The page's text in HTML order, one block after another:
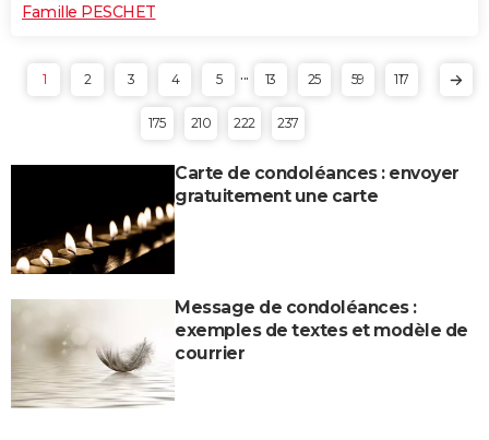
Famille PESCHET
1 2 3 4 5 ... 13 25 59 117
175 210 222 237
Carte de condoléances : envoyer
gratuitement une carte
Message de condoléances :
exemples de textes et modèle de
courrier